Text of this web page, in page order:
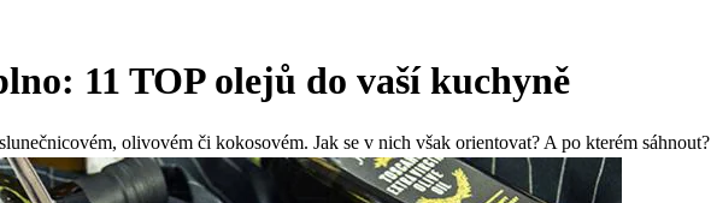
11 TOP olejů do vaší kuchyně
olivovém či kokosovém. Jak se v nich však orientovat? A po kterém sáhnout?